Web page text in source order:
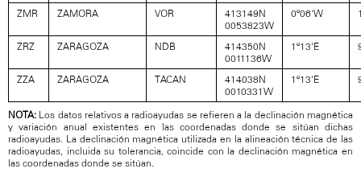
ZMR ZAMORA VOR
413149N
0053823W
0º06’W
ZRZ ZARAGOZA NDB
414350N
0011136W
1º13'E
ZZA ZARAGOZA TACAN
414038N
0010331W
1º13'E
NOTA: Los datos relativos a radioayudas se refieren a la declinación magnética
y variación anual existentes en las coordenadas donde se sitúan dichas
radioayudas. La declinación magnética utilizada en la alineación técnica de las
radioayudas, incluida su tolerancia, coincide con la declinación magnética en
las coordenadas donde se sitúan.